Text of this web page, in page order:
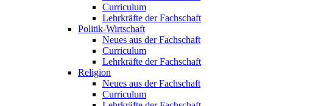
Curriculum
Lehrkräfte der Fachschaft
Politik-Wirtschaft
Neues aus der Fachschaft
Curriculum
Lehrkräfte der Fachschaft
Religion
Neues aus der Fachschaft
Curriculum